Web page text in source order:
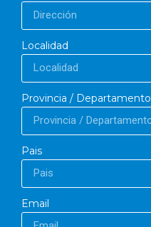
Localidad
Provincia / Departamento
Pais
Email